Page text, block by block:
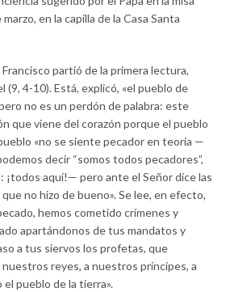
en la capilla de la Casa Santa
partió de la primera lectura,
(9, 4-10). Está, explicó, «el pueblo de
no es un perdón de palabra: este
que viene del corazón porque el pueblo
«no se siente pecador en teoría —
decir “somos todos pecadores”,
¡todos aquí!— pero ante el Señor dice las
no hizo de bueno». Se lee, en efecto,
hemos cometido crímenes y
apartándonos de tus mandatos y
a tus siervos los profetas, que
reyes, a nuestros príncipes, a
pueblo de la tierra».